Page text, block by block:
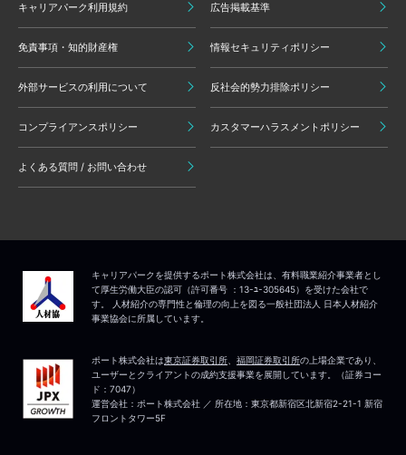
キャリアパーク利用規約 広告掲載基準
免責事項・知的財産権 情報セキュリティポリシー
外部サービスの利用について 反社会的勢力排除ポリシー
コンプライアンスポリシー カスタマーハラスメントポリシー
よくある質問 / お問い合わせ